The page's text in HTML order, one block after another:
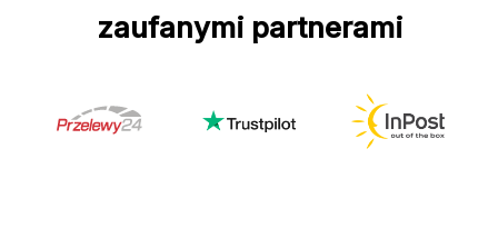
zaufanymi partnerami